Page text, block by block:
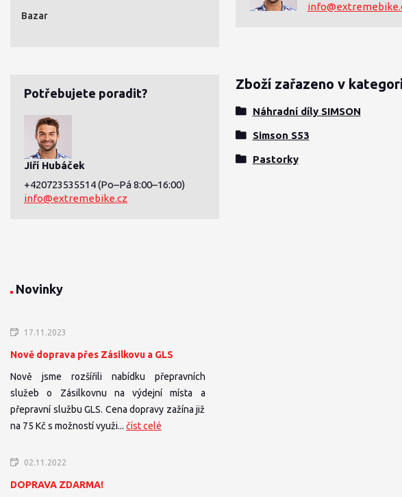
Bazar
Potřebujete poradit?
Jiří Hubáček
+420723535514(Po–Pá 8:00–16:00)
info@extremebike.cz
Novinky
17.11.2023
Nově doprava přes Zásilkovu a GLS
Nově jsme rozšířili nabídku přepravních
služeb o Zásilkovnu na výdejní místa a
přepravní službu GLS. Cena dopravy zažína již
na 75 Kč s možností využi... číst celé
02.11.2022
DOPRAVA ZDARMA!
Zboží zařazeno v
Náhradní díly SIMSON
Simson S53
Pastorky